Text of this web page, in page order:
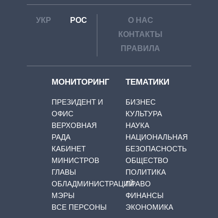
УКР РОС
О НАС
КОНТАКТЫ
ПРАВИЛА
МОНИТОРИНГ
ПРЕЗИДЕНТ И
ОФИС
ВЕРХОВНАЯ
РАДА
КАБИНЕТ
МИНИСТРОВ
ГЛАВЫ
ОБЛАДМИНИСТРАЦИЙ
МЭРЫ
ВСЕ ПЕРСОНЫ
ТЕМАТИКИ
БИЗНЕС
КУЛЬТУРА
НАУКА
НАЦИОНАЛЬНАЯ
БЕЗОПАСНОСТЬ
ОБЩЕСТВО
ПОЛИТИКА
ПРАВО
ФИНАНСЫ
ЭКОНОМИКА